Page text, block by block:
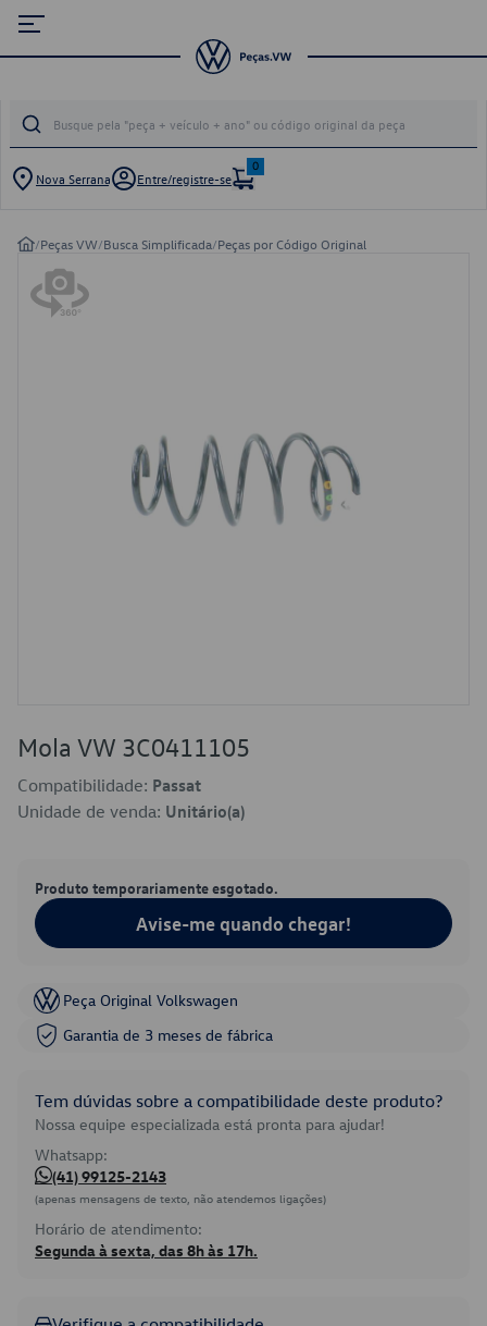
Nova Serrana Entre/registre-se
0
/Peças VW/Busca Simplificada/Peças por Código Original
Mola VW 3C0411105
Compatibilidade: Passat
Unidade de venda: Unitário(a)
Produto temporariamente esgotado.
Avise-me quando chegar!
Peça Original Volkswagen
Garantia de 3 meses de fábrica
Tem dúvidas sobre a compatibilidade deste produto?
Nossa equipe especializada está pronta para ajudar!
Whatsapp:
(41) 99125-2143
(apenas mensagens de texto, não atendemos ligações)
Horário de atendimento:
Segunda à sexta, das 8h às 17h.